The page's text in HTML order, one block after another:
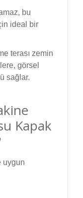
bu
ideal bir
terası zemin
görsel
sağlar.
Kapak
uygun